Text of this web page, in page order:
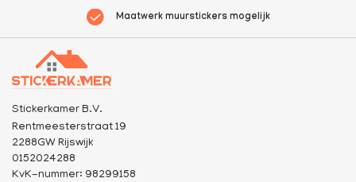
Maatwerk muurstickers mogelijk
Stickerkamer B.V.
Rentmeesterstraat 19
2288GW Rijswijk
0152024288
KvK-nummer: 98299158